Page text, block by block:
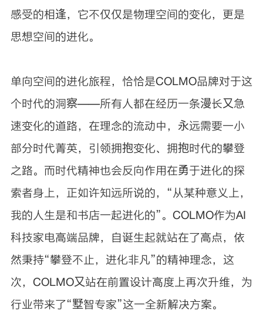
感受的相逢，它不仅仅是物理空间的变化，更是
思想空间的进化。
单向空间的进化旅程，恰恰是COLMO品牌对于这
个时代的洞察——所有人都在经历一条漫长又急
速变化的道路，在理念的流动中，永远需要一小
部分时代菁英，引领拥抱变化、拥抱时代的攀登
之路。而时代精神也会反向作用在勇于进化的探
索者身上，正如许知远所说的，“从某种意义上，
我的人生是和书店一起进化的”。COLMO作为AI
科技家电高端品牌，自诞生起就站在了高点，依
然秉持“攀登不止，进化非凡”的精神理念，这
次，COLMO又站在前置设计高度上再次升维，为
行业带来了“墅智专家”这一全新解决方案。